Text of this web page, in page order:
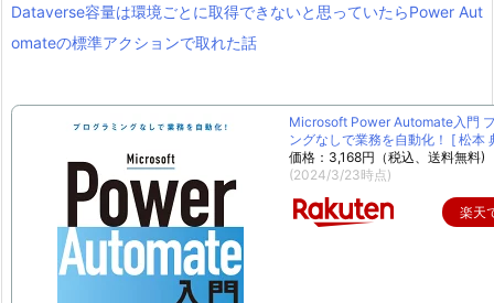
Dataverse容量は環境ごとに取得できないと思っていたらPower Aut
omateの標準アクションで取れた話
Microsoft Power Automate入門
ングなしで業務を自動化！ [ 松本
価格：3,168円（税込、送料無料)
(2024/3/23時点)
楽天